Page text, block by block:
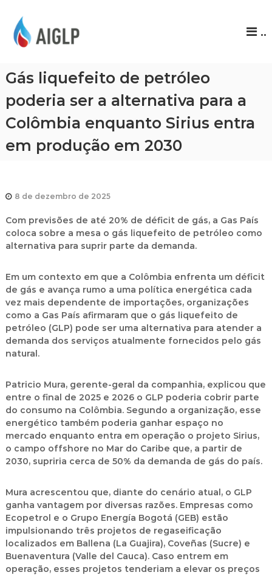
P
..
Gás liquefeito de petróleo
poderia ser a alternativa para a
Colômbia enquanto Sirius entra
em produção em 2030
8 de dezembro de 2025
Com previsões de até 20% de déficit de gás, a Gas País
coloca sobre a mesa o gás liquefeito de petróleo como
alternativa para suprir parte da demanda.
Em um contexto em que a Colômbia enfrenta um déficit
de gás e avança rumo a uma política energética cada
vez mais dependente de importações, organizações
como a Gas País afirmaram que o gás liquefeito de
petróleo (GLP) pode ser uma alternativa para atender a
demanda dos serviços atualmente fornecidos pelo gás
natural.
Patricio Mura, gerente-geral da companhia, explicou que
entre o final de 2025 e 2026 o GLP poderia cobrir parte
do consumo na Colômbia. Segundo a organização, esse
energético também poderia ganhar espaço no
mercado enquanto entra em operação o projeto Sirius,
o campo offshore no Mar do Caribe que, a partir de
2030, supriria cerca de 50% da demanda de gás do país.
Mura acrescentou que, diante do cenário atual, o GLP
ganha vantagem por diversas razões. Empresas como
Ecopetrol e o Grupo Energía Bogotá (GEB) estão
impulsionando três projetos de regaseificação
localizados em Ballena (La Guajira), Coveñas (Sucre) e
Buenaventura (Valle del Cauca). Caso entrem em
operação, esses projetos tenderiam a elevar os preços